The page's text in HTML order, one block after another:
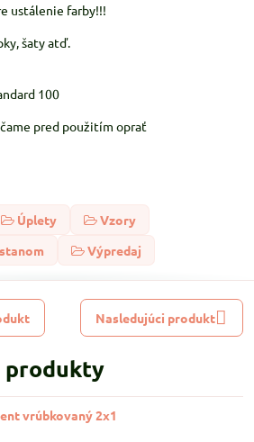
ustálenie farby!!!
šaly, čiapky, šaty atď.
100
pred použitím oprať
Úplety
Vzory
Výpredaj
Nasledujúci produkt
vrúbkovaný 2x1